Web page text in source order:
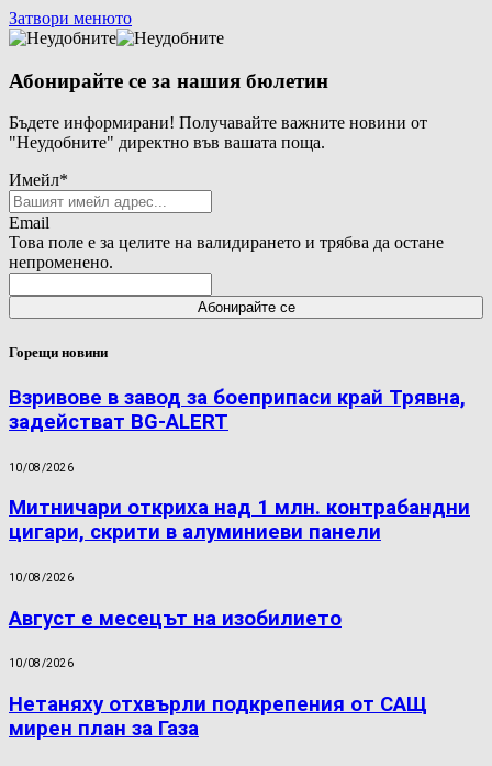
Затвори менюто
Абонирайте се за нашия бюлетин
Бъдете информирани! Получавайте важните новини от
"Неудобните" директно във вашата поща.
Имейл*
Email
Това поле е за целите на валидирането и трябва да остане
непроменено.
Горещи новини
Взривове в завод за боеприпаси край Трявна,
задействат BG-ALERT
10/08/2026
Митничари откриха над 1 млн. контрабандни
цигари, скрити в алуминиеви панели
10/08/2026
Август е месецът на изобилието
10/08/2026
Нетаняху отхвърли подкрепения от САЩ
мирен план за Газа